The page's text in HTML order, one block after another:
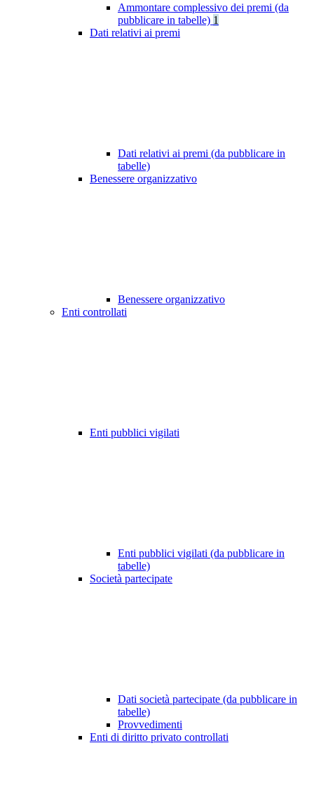
Ammontare complessivo dei premi (da
pubblicare in tabelle) 1
Dati relativi ai premi
Dati relativi ai premi (da pubblicare in
tabelle)
Benessere organizzativo
Benessere organizzativo
Enti controllati
Enti pubblici vigilati
Enti pubblici vigilati (da pubblicare in
tabelle)
Società partecipate
Dati società partecipate (da pubblicare in
tabelle)
Provvedimenti
Enti di diritto privato controllati